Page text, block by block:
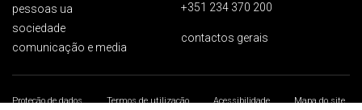
pessoas ua
sociedade
comunicação e media
+351 234 370 200
contactos gerais
Proteção de dados Termos de utilização Acessibilidade
Mapa do site